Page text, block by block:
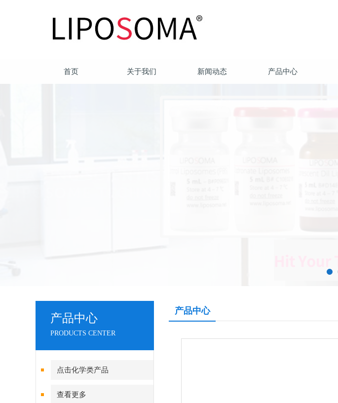
首页 关于我们 新闻动态 产品中心
产品中心
PRODUCTS CENTER
点击化学类产品
查看更多
产品中心